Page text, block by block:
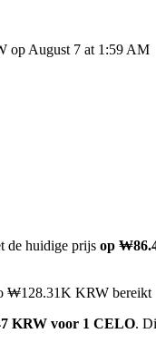
op August 7 at 1:59 AM
de huidige prijs op
₩128.31K KRW bereikt
KRW voor 1 CELO.